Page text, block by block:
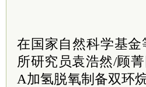
在国家自然科学基
所研究员袁浩然/顾
A加氢脱氧制备双环